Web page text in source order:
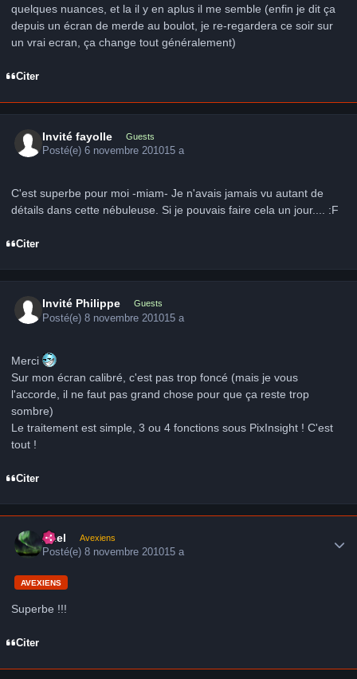
quelques nuances, et la il y en aplus il me semble (enfin je dit ça
depuis un écran de merde au boulot, je re-regardera ce soir sur
un vrai ecran, ça change tout généralement)
Citer
Invité fayolle Guests
Posté(e)6 novembre 201015 a
C'est superbe pour moi -miam- Je n'avais jamais vu autant de
détails dans cette nébuleuse. Si je pouvais faire cela un jour.... :F
Citer
Invité Philippe Guests
Posté(e)8 novembre 201015 a
Merci
Sur mon écran calibré, c'est pas trop foncé (mais je vous
l'accorde, il ne faut pas grand chose pour que ça reste trop
sombre)
Le traitement est simple, 3 ou 4 fonctions sous PixInsight ! C'est
tout !
Citer
Axel Avexiens
Posté(e)8 novembre 201015 a
AVEXIENS
Superbe !!!
Citer